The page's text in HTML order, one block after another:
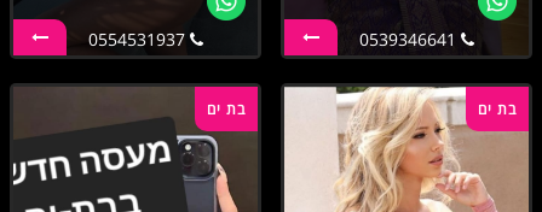
0554531937
בת ים בת ים